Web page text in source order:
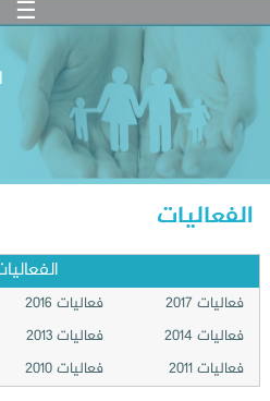
☰
الفعاليات
فعاليات 2017 فعاليات 2016
فعاليات 2014
فعاليات 2013
فعاليات 2011
فعاليات 2010